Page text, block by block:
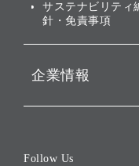
サステナビリティ
針・免責事項
企業情報
Follow Us